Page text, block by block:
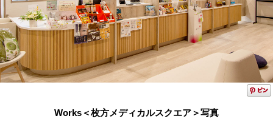
Works＜枚方メディカルスクエア＞写真